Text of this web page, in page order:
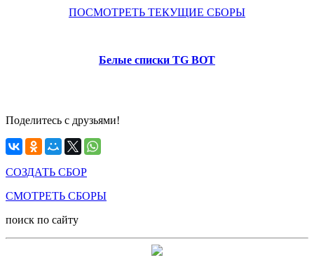
ПОСМОТРЕТЬ ТЕКУЩИЕ СБОРЫ
Белые списки TG BOT
Поделитесь с друзьями!
СОЗДАТЬ СБОР
СМОТРЕТЬ СБОРЫ
поиск по сайту